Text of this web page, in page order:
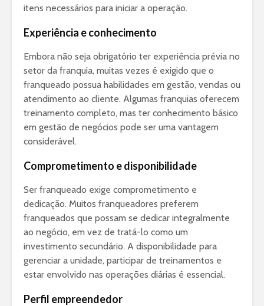
itens necessários para iniciar a operação.
Experiência e conhecimento
Embora não seja obrigatório ter experiência prévia no
setor da franquia, muitas vezes é exigido que o
franqueado possua habilidades em gestão, vendas ou
atendimento ao cliente. Algumas franquias oferecem
treinamento completo, mas ter conhecimento básico
em gestão de negócios pode ser uma vantagem
considerável.
Comprometimento e disponibilidade
Ser franqueado exige comprometimento e
dedicação. Muitos franqueadores preferem
franqueados que possam se dedicar integralmente
ao negócio, em vez de tratá-lo como um
investimento secundário. A disponibilidade para
gerenciar a unidade, participar de treinamentos e
estar envolvido nas operações diárias é essencial.
Perfil empreendedor